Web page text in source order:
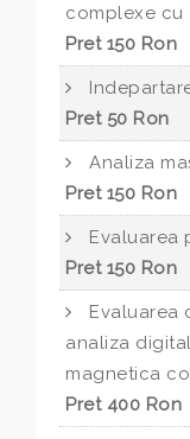
complexe cu
Pret 150 Ron
Pret 50 Ron
Analiza
Pret 150 Ron
Evaluarea
Pret 150 Ron
Evaluarea
analiza
magnetica
Pret 400 Ron